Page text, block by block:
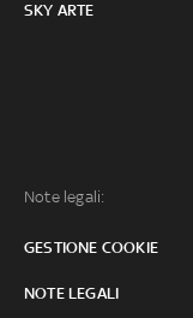
SKY ARTE
Note legali:
GESTIONE COOKIE
NOTE LEGALI